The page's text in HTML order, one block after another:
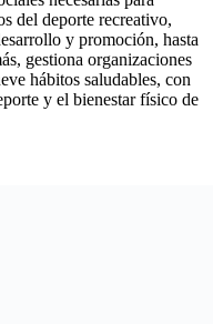
del deporte recreativo,
y promoción, hasta
gestiona organizaciones
hábitos saludables, con
y el bienestar físico de